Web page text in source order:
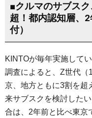
■クルマのサブス
超！都内認知層、
付）
KINTOが毎年実施して
調査によると、Z世代（
京、地方ともに3割を超
来サブスクを検討した
合は、2年前と比べ東京